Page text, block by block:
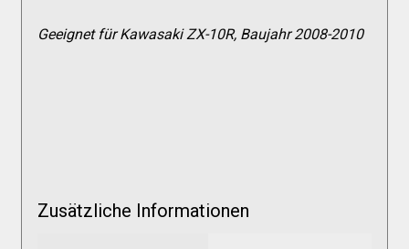
Impressum
Geeignet für Kawasaki ZX-10R, Baujahr 2008-2010
Zusätzliche Informationen